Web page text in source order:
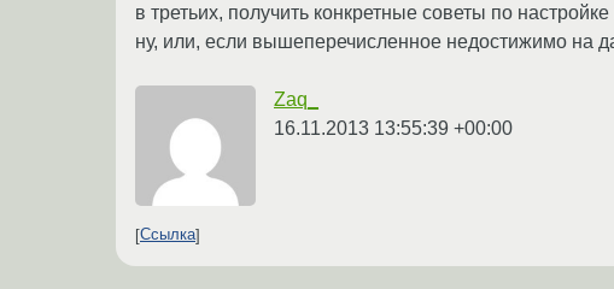
в третьих, получить конкретные советы по
ну, или, если вышеперечисленное недостижимо на
Zaq_
16.11.2013 13:55:39 +00:00
Ссылка